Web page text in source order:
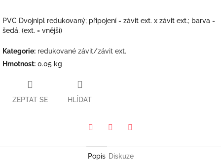
PVC Dvojnipl redukovaný; připojení - závit ext. x závit ext.; barva -
šedá; (ext. = vnější)
Kategorie: redukované závit/závit ext.
Hmotnost: 0.05 kg
ZEPTAT SE HLÍDAT
Popis Diskuze